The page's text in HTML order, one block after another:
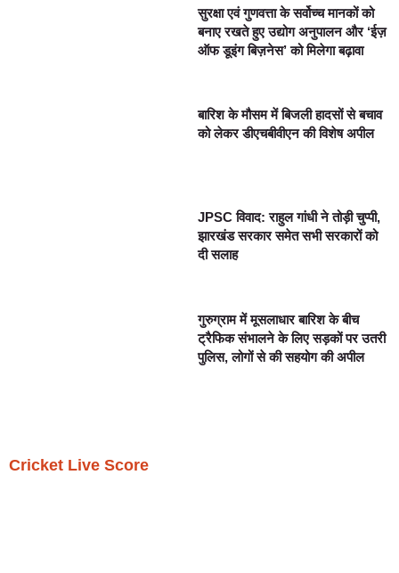
सुरक्षा एवं गुणवत्ता के सर्वोच्च मानकों को
बनाए रखते हुए उद्योग अनुपालन और ‘ईज़
ऑफ डूइंग बिज़नेस’ को मिलेगा बढ़ावा
बारिश के मौसम में बिजली हादसों से बचाव
को लेकर डीएचबीवीएन की विशेष अपील
JPSC विवाद: राहुल गांधी ने तोड़ी चुप्पी,
झारखंड सरकार समेत सभी सरकारों को
दी सलाह
गुरुग्राम में मूसलाधार बारिश के बीच
ट्रैफिक संभालने के लिए सड़कों पर उतरी
पुलिस, लोगों से की सहयोग की अपील
Cricket Live Score